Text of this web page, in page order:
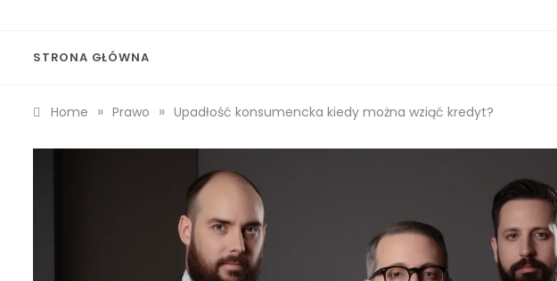
STRONA GŁÓWNA
Home » Prawo » Upadłość konsumencka kiedy można wziąć kredyt?